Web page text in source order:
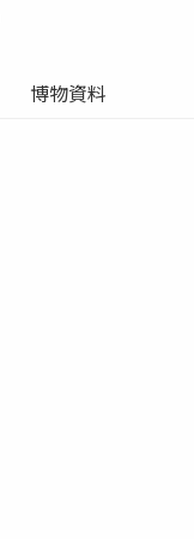
博物資料